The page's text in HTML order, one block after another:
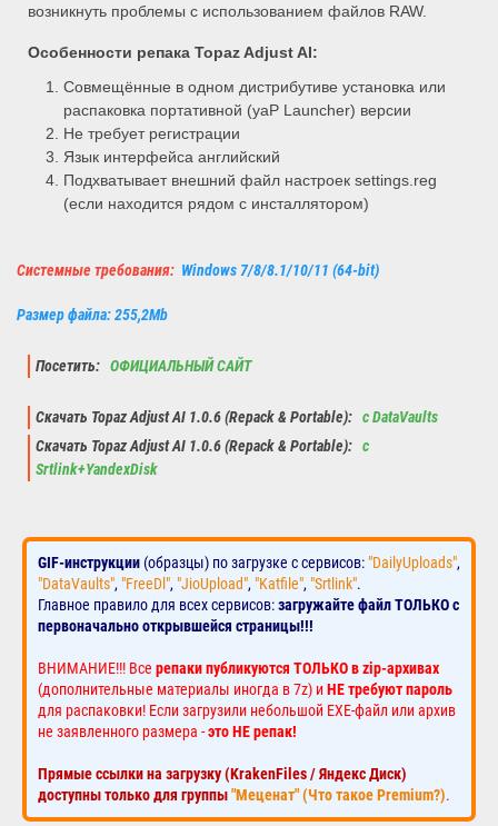
возникнуть проблемы с использованием файлов RAW.
Особенности репака Topaz Adjust AI:
Совмещённые в одном дистрибутиве установка или
распаковка портативной (yaP Launcher) версии
Не требует регистрации
Язык интерфейса английский
Подхватывает внешний файл настроек settings.reg
(если находится рядом с инсталлятором)
Системные требования: Windows 7/8/8.1/10/11 (64-bit)
Размер файла: 255,2Mb
Посетить: ОФИЦИАЛЬНЫЙ САЙТ
Скачать Topaz Adjust AI 1.0.6 (Repack & Portable): с DataVaults
Скачать Topaz Adjust AI 1.0.6 (Repack & Portable): с
Srtlink+YandexDisk
GIF-инструкции (образцы) по загрузке с сервисов: "DailyUploads",
"DataVaults", "FreeDl", "JioUpload", "Katfile", "Srtlink".
Главное правило для всех сервисов:загружайте файл ТОЛЬКО с
первоначально открывшейся страницы!!!
ВНИМАНИЕ!!! Все репаки публикуются ТОЛЬКО в zip-архивах
(дополнительные материалы иногда в 7z) иНЕ требуют пароль
для распаковки! Если загрузили небольшой EXE-файл или архив
не заявленного размера -это НЕ репак!
Прямые ссылки на загрузку (KrakenFiles / Яндекс Диск)
доступны только для группы"Меценат" (Что такое Premium?).